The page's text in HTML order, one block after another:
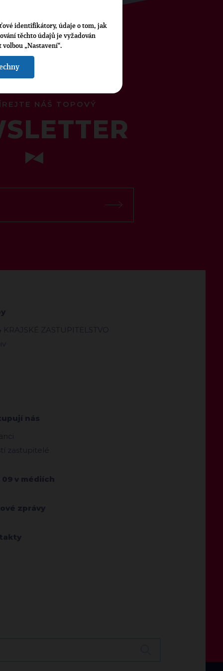
NÁŠ TOPOVÝ
KRAJSKÉ ZASTUPITELSTVO
nás
zastupitelé
09 v médiích
zprávy
identifikátory, údaje o tom, jak
těchto údajů je vyžadován
„Nastavení“.